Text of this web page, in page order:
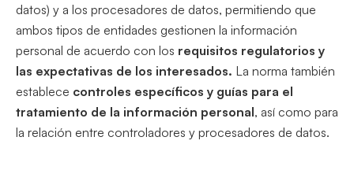
datos) y a los procesadores de datos, permitiendo que
ambos tipos de entidades gestionen la información
personal de acuerdo con los requisitos regulatorios y
las expectativas de los interesados. La norma también
establece controles específicos y guías para el
tratamiento de la información personal, así como para
la relación entre controladores y procesadores de datos.